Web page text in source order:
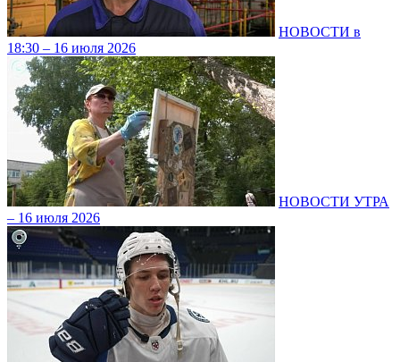
НОВОСТИ в
18:30 – 16 июля 2026
НОВОСТИ УТРА
– 16 июля 2026